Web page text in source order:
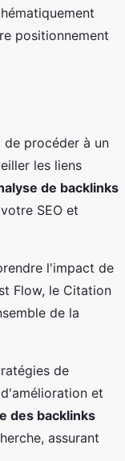
positionnement
procéder à un
les liens
de backlinks
SEO et
l'impact de
Flow, le Citation
de la
de
et
des backlinks
assurant